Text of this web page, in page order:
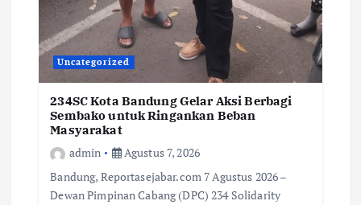
Uncategorized
234SC Kota Bandung Gelar Aksi Berbagi
Sembako untuk Ringankan Beban
Masyarakat
admin
Agustus 7, 2026
Bandung, Reportasejabar.com 7 Agustus 2026 –
Dewan Pimpinan Cabang (DPC) 234 Solidarity